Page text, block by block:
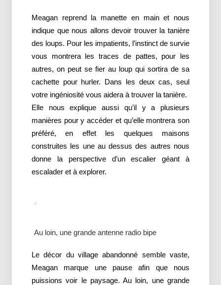
Meagan reprend la manette en main et nous
indique que nous allons devoir trouver la tanière
des loups. Pour les impatients, l’instinct de survie
vous montrera les traces de pattes, pour les
autres, on peut se fier au loup qui sortira de sa
cachette pour hurler. Dans les deux cas, seul
votre ingéniosité vous aidera à trouver la tanière.
Elle nous explique aussi qu’il y a plusieurs
manières pour y accéder et qu’elle montrera son
préféré, en effet les quelques maisons
construites les une au dessus des autres nous
donne la perspective d’un escalier géant à
escalader et à explorer.
Au loin, une grande antenne radio bipe
Le décor du village abandonné semble vaste,
Meagan marque une pause afin que nous
puissions voir le paysage. Au loin, une grande